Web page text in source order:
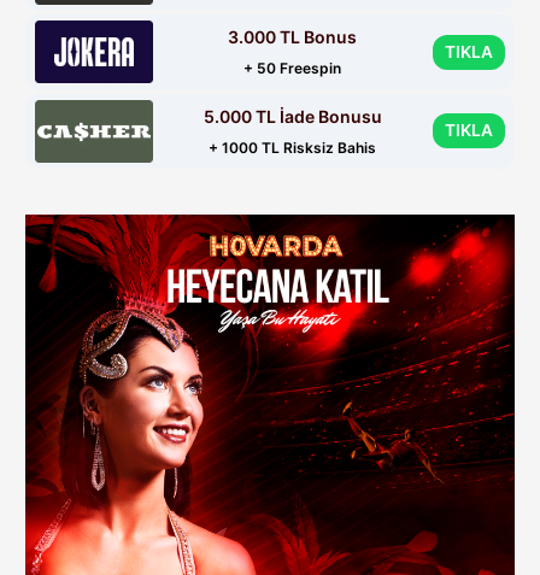
3.000 TL Bonus
+ 50 Freespin
TIKLA
5.000 TL İade Bonusu
+ 1000 TL Risksiz Bahis
TIKLA